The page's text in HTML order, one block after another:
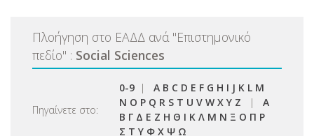
Πλοήγηση στο ΕΑΔΔ ανά "Επιστημονικό
πεδίο" : Social Sciences
Πηγαίνετε στο:
0-9 | A B C D E F G H I J K L M
N O P Q R S T U V W X Y Z | Α
Β Γ Δ Ε Ζ Η Θ Ι Κ Λ Μ Ν Ξ Ο Π Ρ
Σ Τ Υ Φ Χ Ψ Ω